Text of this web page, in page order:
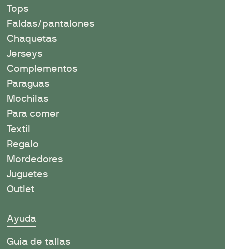
Tops
Faldas/pantalones
Chaquetas
Jerseys
Complementos
Paraguas
Mochilas
Para comer
Textil
Regalo
Mordedores
Juguetes
Outlet
Ayuda
Guía de tallas